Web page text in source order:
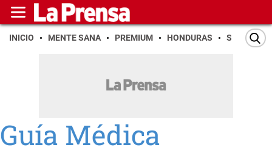
INICIO MENTE SANA PREMIUM HONDURAS SAN PEDRO
Guía Médica